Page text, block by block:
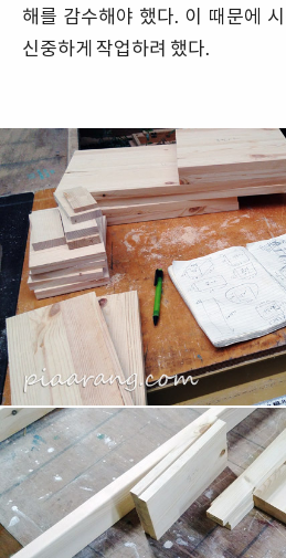
해를 감수해야 했다. 이 때문에
신중하게 작업하려 했다.